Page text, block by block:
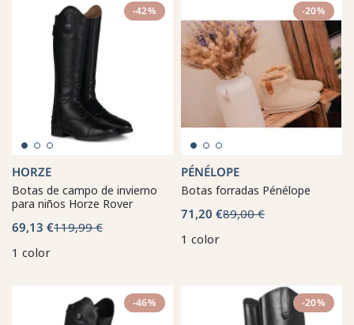
-42%
HORZE
Botas de campo de invierno
para niños Horze Rover
69,13 €119,99 €
1 color
-20%
PÉNÉLOPE
Botas forradas Pénélope
71,20 €89,00 €
1 color
-46% -20%